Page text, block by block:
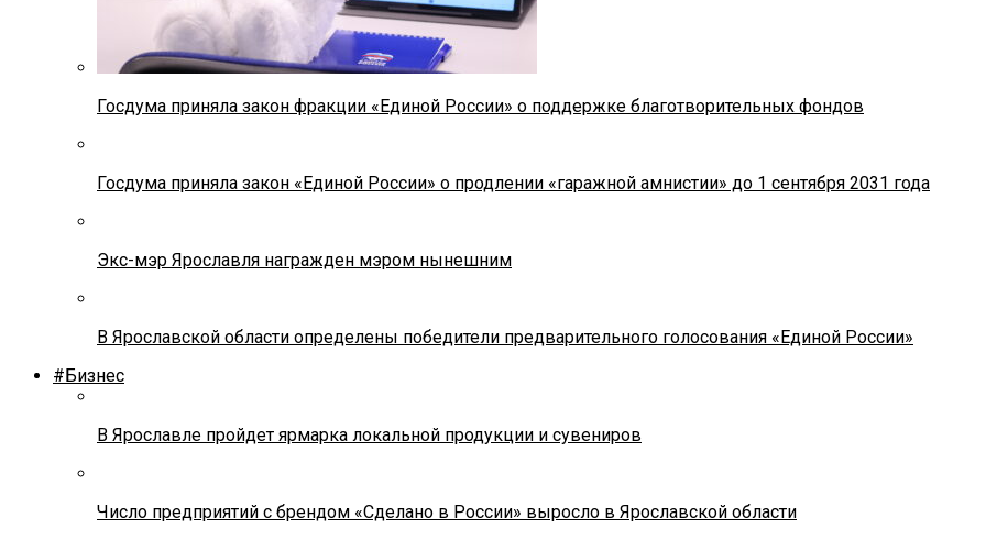
Госдума приняла закон фракции «Единой России» о поддержке благотворительных фондов
Госдума приняла закон «Единой России» о продлении «гаражной амнистии» до 1 сентября 2031 года
Экс-мэр Ярославля награжден мэром нынешним
В Ярославской области определены победители предварительного голосования «Единой России»
#Бизнес
В Ярославле пройдет ярмарка локальной продукции и сувениров
Число предприятий с брендом «Сделано в России» выросло в Ярославской области